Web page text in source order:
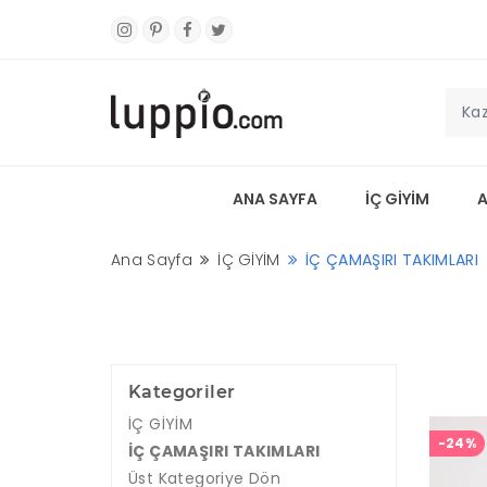
ANA SAYFA İÇ GİYİM
Ana Sayfa İÇ GİYİM İÇ ÇAMAŞIRI TAKIMLARI
Kategoriler
İÇ GİYİM
İÇ ÇAMAŞIRI TAKIMLARI
Üst Kategoriye Dön
-24%